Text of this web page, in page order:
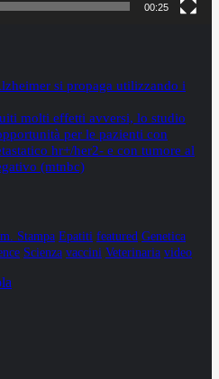
00:25
si propaga utilizzando i
molti effetti avversi, lo studio
per le pazienti con
hr+/her2- e con tumore al
(mtnbc)
Stampa Epatiti featured Genetica
Scienza vaccini Veterinaria video